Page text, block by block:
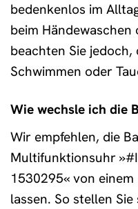
bedenkenlos im
beim Händewaschen
beachten Sie
Schwimmen oder
Wie wechsle ich die
Wir empfehlen, die
Multifunktionsuhr
1530295« von
lassen. So stellen